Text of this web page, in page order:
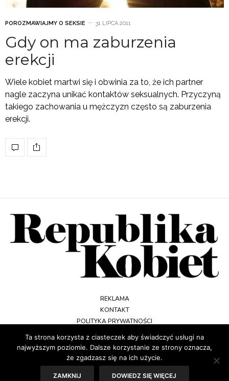
POROZMAWIAJMY O SEKSIE 31 LIPCA 2011
Gdy on ma zaburzenia
erekcji
Wiele kobiet martwi się i obwinia za to, że ich partner
nagle zaczyna unikać kontaktów seksualnych. Przyczyną
takiego zachowania u mężczyzn często są zaburzenia
erekcji.
REKLAMA
KONTAKT
POLITYKA PRYWATNOŚCI
Ta strona korzysta z ciasteczek aby świadczyć usługi na
najwyższym poziomie. Dalsze korzystanie ze strony oznacza,
że zgadzasz się na ich użycie.
ZAMKNIJ DOWIEDZ SIĘ WIĘCEJ